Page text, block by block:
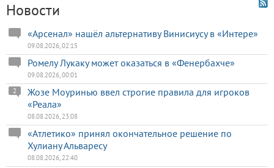
Новости
«Арсенал» нашёл альтернативу Винисиусу в «Интере»
09.08.2026, 02:15
Ромелу Лукаку может оказаться в «Фенербахче»
09.08.2026, 00:01
Жозе Моуринью ввел строгие правила для игроков
«Реала»
2
08.08.2026, 23:08
«Атлетико» принял окончательное решение по
Хулиану Альваресу
08.08.2026, 22:40